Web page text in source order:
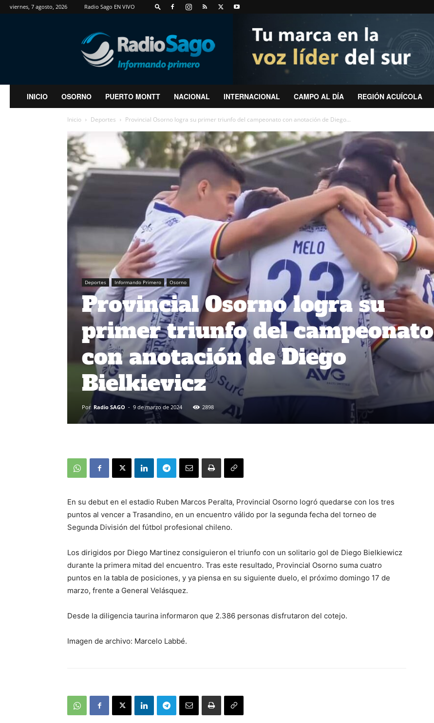
viernes, 7 agosto, 2026 Radio Sago EN VIVO
RadioSago
INICIO OSORNO PUERTO MONTT NACIONAL INTERNACIONAL CAMPO AL DÍA REGIÓN ACUÍCOLA
Inicio Deportes Provincial Osorno logra su primer triunfo del campeonato con anotación de Diego...
Deportes Informando Primero Osorno
Provincial Osorno logra su
primer triunfo del campeonato
con anotación de Diego
Bielkievicz
Por Radio SAGO - 9 de marzo de 2024 2898
En su debut en el estadio Ruben Marcos Peralta, Provincial Osorno logró quedarse con los tres
puntos al vencer a Trasandino, en un encuentro válido por la segunda fecha del torneo de
Segunda División del fútbol profesional chileno.
Los dirigidos por Diego Martinez consiguieron el triunfo con un solitario gol de Diego Bielkiewicz
durante la primera mitad del encuentro. Tras este resultado, Provincial Osorno suma cuatro
puntos en la tabla de posiciones, y ya piensa en su siguiente duelo, el próximo domingo 17 de
marzo, frente a General Velásquez.
Desde la diligencia taurina informaron que 2.386 personas disfrutaron del cotejo.
Imagen de archivo: Marcelo Labbé.